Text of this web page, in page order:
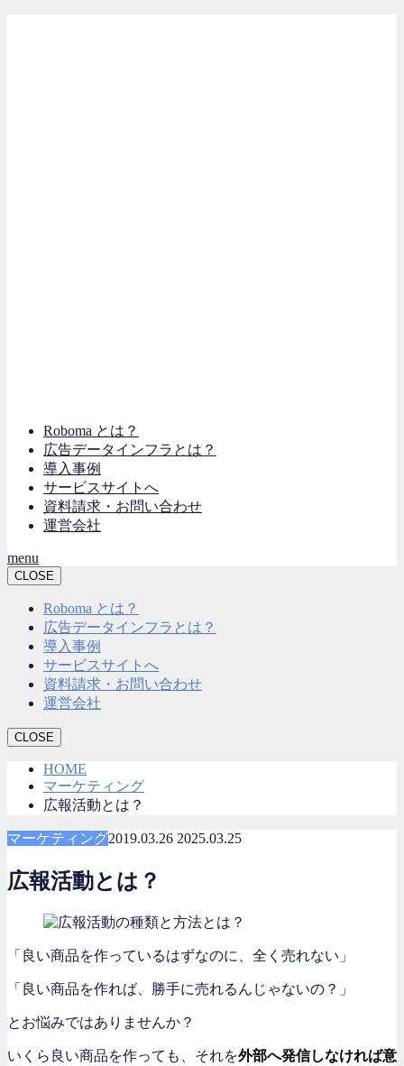
Roboma とは？
広告データインフラとは？
導入事例
サービスサイトへ
資料請求・お問い合わせ
運営会社
menu
CLOSE
Roboma とは？
広告データインフラとは？
導入事例
サービスサイトへ
資料請求・お問い合わせ
運営会社
CLOSE
HOME
マーケティング
広報活動とは？
マーケティング2019.03.26 2025.03.25
広報活動とは？
「良い商品を作っているはずなのに、全く売れない」
「良い商品を作れば、勝手に売れるんじゃないの？」
とお悩みではありませんか？
いくら良い商品を作っても、それを外部へ発信しなければ意